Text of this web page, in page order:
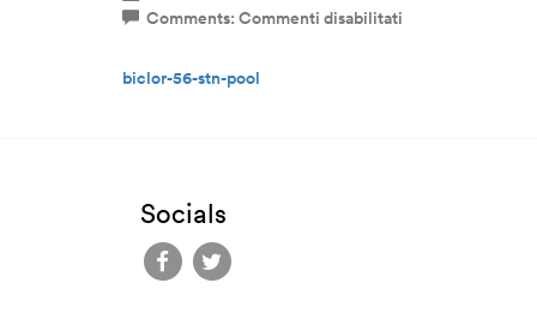
Comments: Commenti disabilitati
biclor-56-stn-pool
Socials